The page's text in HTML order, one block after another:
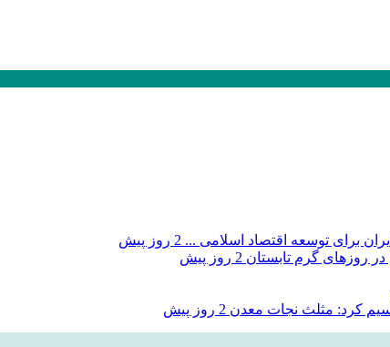
برای توسعه اقتصاد اسلامی ... 2 روز پیش
در روزهای گرم تابستان 2 روز پیش
کرد: مثلث نجات معدن 2 روز پیش